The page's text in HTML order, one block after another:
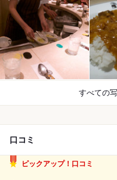
すべての
口コミ
ピックアップ！口コミ